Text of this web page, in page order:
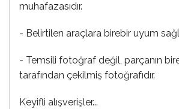
muhafazasıdır.
- Belirtilen araçlara birebir uyum
- Temsili fotoğraf değil, parçanın
tarafından çekilmiş fotoğrafıdır.
Keyifli alışverişler...